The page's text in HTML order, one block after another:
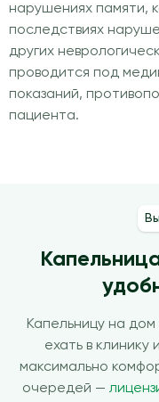
нарушениях памяти,
последствиях
других
проводится под
показаний,
пациента.
Капельницу на дом
ехать в
максимально
очередей —